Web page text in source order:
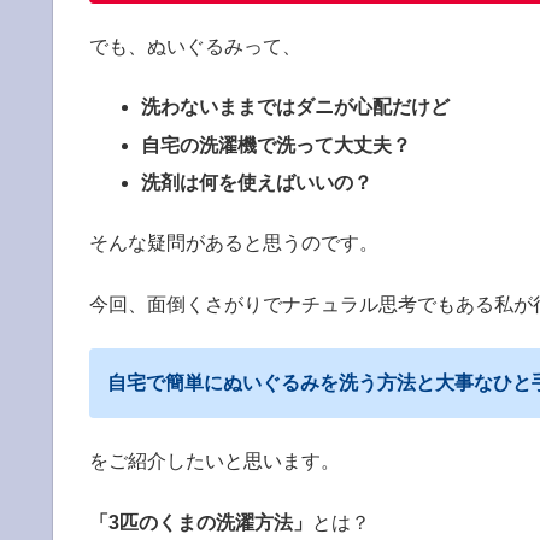
でも、ぬいぐるみって、
洗わないままではダニが心配だけど
自宅の洗濯機で洗って大丈夫？
洗剤は何を使えばいいの？
そんな疑問があると思うのです。
今回、面倒くさがりでナチュラル思考でもある私が
自宅で簡単にぬいぐるみを洗う方法と大事なひと
をご紹介したいと思います。
「3匹のくまの洗濯方法」 とは？